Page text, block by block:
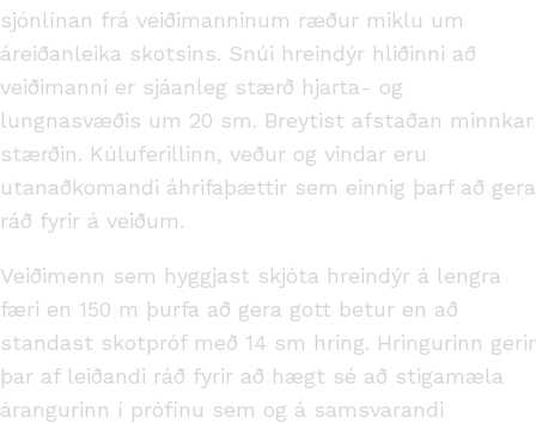
sjónlínan frá veiðimanninum ræður miklu um
áreiðanleika skotsins. Snúi hreindýr hliðinni að
veiðimanni er sjáanleg stærð hjarta- og
lungnasvæðis um 20 sm. Breytist afstaðan minnkar
stærðin. Kúluferillinn, veður og vindar eru
utanaðkomandi áhrifaþættir sem einnig þarf að gera
ráð fyrir á veiðum.
Veiðimenn sem hyggjast skjóta hreindýr á lengra
færi en 150 m þurfa að gera gott betur en að
standast skotpróf með 14 sm hring. Hringurinn gerir
þar af leiðandi ráð fyrir að hægt sé að stigamæla
árangurinn í prófinu sem og á samsvarandi